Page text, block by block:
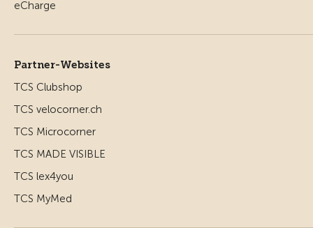
Partner-Websites
TCS Clubshop
TCS velocorner.ch
TCS Microcorner
TCS MADE VISIBLE
TCS lex4you
TCS MyMed